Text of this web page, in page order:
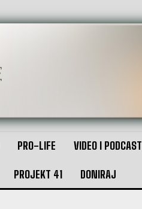
PRO-LIFE VIDEO I PODCAST
PROJEKT 41 DONIRAJ